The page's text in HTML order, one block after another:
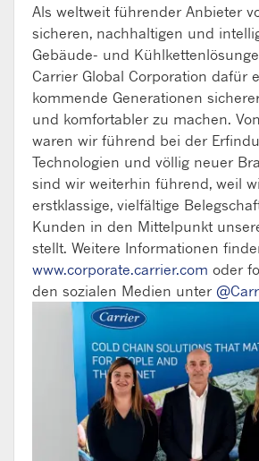
Als weltweit führender Anbieter
sicheren, nachhaltigen und
Gebäude- und
Carrier Global Corporation dafür
kommende Generationen
und komfortabler zu machen.
waren wir führend bei der
Technologien und völlig neuer
sind wir weiterhin führend, weil
erstklassige, vielfältige
Kunden in den Mittelpunkt
stellt. Weitere Informationen
www.corporate.carrier.com oder
den sozialen Medien unter